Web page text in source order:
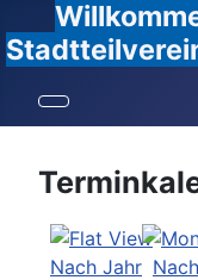
Nach Jahr